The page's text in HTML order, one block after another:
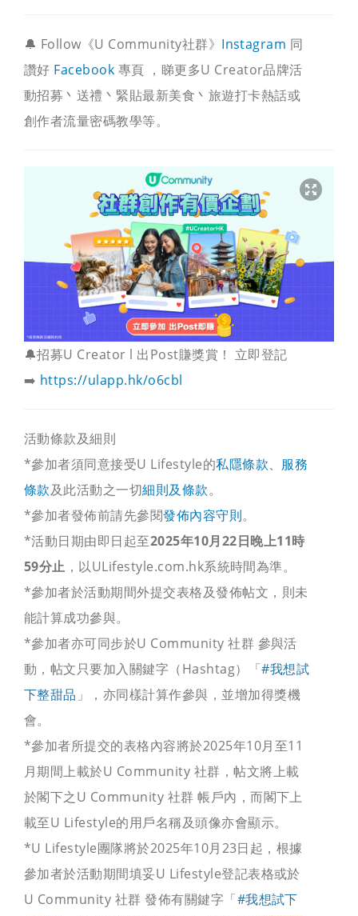
🔔 Follow《U Community社群》 Instagram 同
讚好 Facebook 專頁 ，睇更多U Creator品牌活
動招募丶送禮丶緊貼最新美食丶旅遊打卡熱話或
創作者流量密碼教學等。
🔔招募U Creator l 出Post賺獎賞！ 立即登記
➡️ https://ulapp.hk/o6cbl
活動條款及細則
*參加者須同意接受U Lifestyle的私隱條款、服務
條款及此活動之一切細則及條款。
*參加者發佈前請先參閱發佈內容守則。
*活動日期由即日起至2025年10月22日晚上11時
59分止 ，以ULifestyle.com.hk系統時間為準。
*參加者於活動期間外提交表格及發佈帖文，則未
能計算成功參與。
*參加者亦可同步於U Community 社群 參與活
動，帖文只要加入關鍵字（Hashtag）「#我想試
下整甜品 」，亦同樣計算作參與，並增加得獎機
會。
*參加者所提交的表格內容將於2025年10月至11
月期間上載於U Community 社群，帖文將上載
於閣下之U Community 社群 帳戶內，而閣下上
載至U Lifestyle的用戶名稱及頭像亦會顯示。
*U Lifestyle團隊將於2025年10月23日起，根據
參加者於活動期間填妥U Lifestyle登記表格或於
U Community 社群 發佈有關鍵字「#我想試下